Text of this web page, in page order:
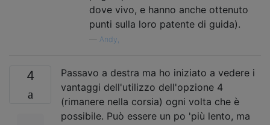
dove vivo, e hanno anche ottenuto
punti sulla loro patente di guida).
Andy,
4
Passavo a destra ma ho iniziato a vedere i
vantaggi dell'utilizzo dell'opzione 4
(rimanere nella corsia) ogni volta che è
possibile. Può essere un po 'più lento, ma